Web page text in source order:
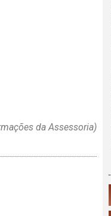
da Assessoria)